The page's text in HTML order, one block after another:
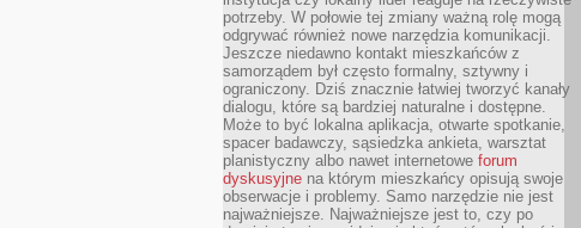
potrzeby. W połowie tej zmiany ważną rolę mogą
odgrywać również nowe narzędzia komunikacji.
Jeszcze niedawno kontakt mieszkańców z
samorządem był często formalny, sztywny i
ograniczony. Dziś znacznie łatwiej tworzyć kanały
dialogu, które są bardziej naturalne i dostępne.
Może to być lokalna aplikacja, otwarte spotkanie,
spacer badawczy, sąsiedzka ankieta, warsztat
planistyczny albo nawet internetowe forum
dyskusyjne na którym mieszkańcy opisują swoje
obserwacje i problemy. Samo narzędzie nie jest
najważniejsze. Najważniejsze jest to, czy po